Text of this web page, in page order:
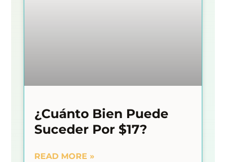
¿Cuánto Bien Puede
Suceder Por $17?
READ MORE »